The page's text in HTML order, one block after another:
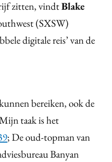
zitten, vindtBlake
(SXSW)
digitale reis’ van de
bereiken, ook de
taak is het
; De oud-topman van
Banyan